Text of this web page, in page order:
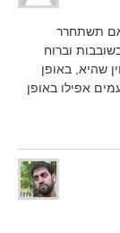
תשתחרר
וברוח
שהיא, באופן
אפילו באופן